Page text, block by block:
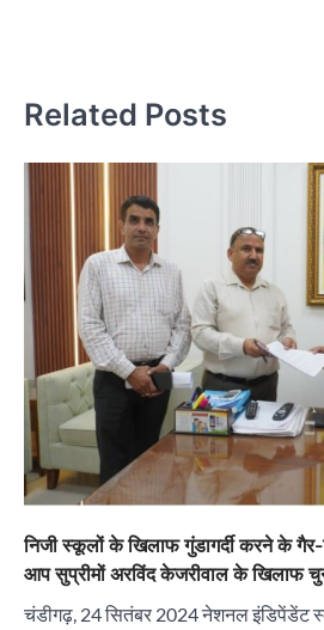
Related Posts
निजी स्कूलों के खिलाफ गुंडागर्दी करने के गैर-
आप सुप्रीमों अरविंद केजरीवाल के खिलाफ
चंडीगढ़, 24 सितंबर 2024 नेशनल